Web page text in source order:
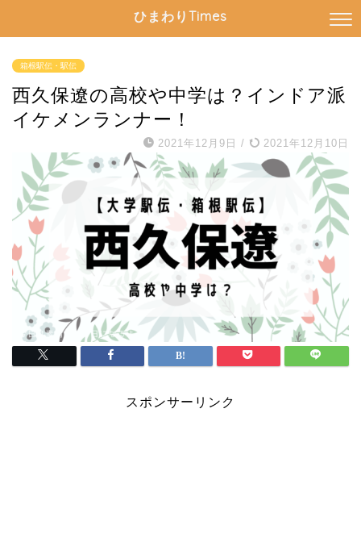
ひまわりTimes
箱根駅伝・駅伝
西久保遼の高校や中学は？インドア派
イケメンランナー！
2021年12月9日 / 2021年12月10日
スポンサーリンク